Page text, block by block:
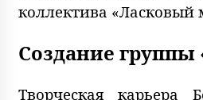
коллектива «Ласковый
Создание группы
Творческая карьера